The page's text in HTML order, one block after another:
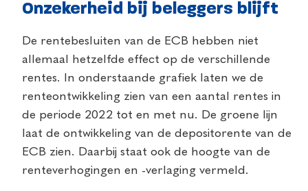
Onzekerheid bij beleggers blijft
De rentebesluiten van de ECB hebben niet
allemaal hetzelfde effect op de verschillende
rentes. In onderstaande grafiek laten we de
renteontwikkeling zien van een aantal rentes in
de periode 2022 tot en met nu. De groene lijn
laat de ontwikkeling van de depositorente van de
ECB zien. Daarbij staat ook de hoogte van de
renteverhogingen en -verlaging vermeld.